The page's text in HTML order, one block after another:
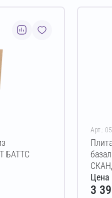
БАТТС
Арт.:
Цена
3